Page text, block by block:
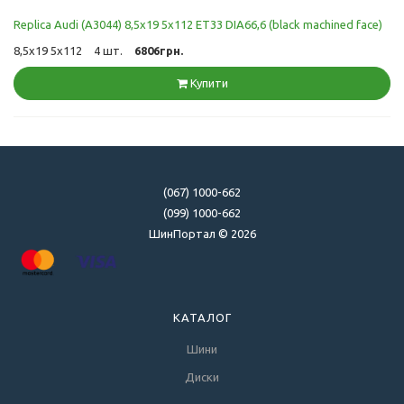
Replica Audi (A3044) 8,5x19 5x112 ET33 DIA66,6 (black machined face)
8,5x19 5x112 4 шт. 6806грн.
Купити
(067) 1000-662
(099) 1000-662
ШинПортал © 2026
КАТАЛОГ
Шини
Диски